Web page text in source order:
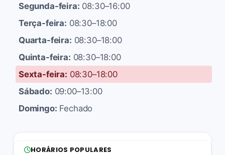
Segunda-feira: 08:30–16:00
Terça-feira: 08:30–18:00
Quarta-feira: 08:30–18:00
Quinta-feira: 08:30–18:00
Sexta-feira: 08:30–18:00
Sábado: 09:00–13:00
Domingo: Fechado
HORÁRIOS POPULARES